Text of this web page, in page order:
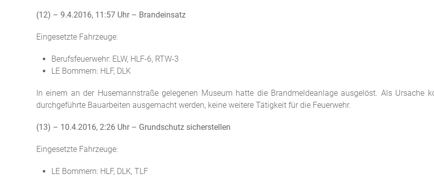
(12) – 9.4.2016, 11:57 Uhr – Brandeinsatz
Eingesetzte Fahrzeuge:
Berufsfeuerwehr: ELW, HLF-6, RTW-3
LE Bommern: HLF, DLK
In einem an der Husemannstraße gelegenen Museum hatte die Brandmeldeanlage ausgelöst. Als Ursache
durchgeführte Bauarbeiten ausgemacht werden, keine weitere Tätigkeit für die Feuerwehr.
(13) – 10.4.2016, 2:26 Uhr – Grundschutz sicherstellen
Eingesetzte Fahrzeuge:
LE Bommern: HLF, DLK, TLF